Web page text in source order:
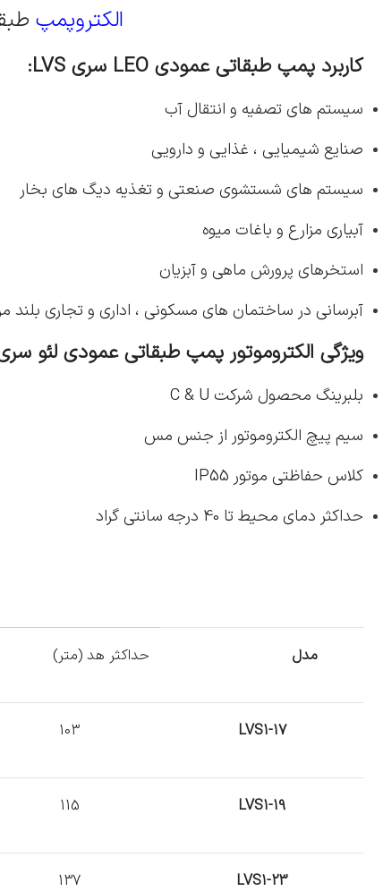
الکتروپمپ
کاربرد پمپ طبقاتی عمودی سری
سیستم های تصفیه و انتقال آب
صنایع شیمیایی ، غذایی و دارویی
سیستم های شستشوی صنعتی و تغذیه دیگ های بخار
آبیاری مزارع و باغات میوه
استخرهای پرورش ماهی و آبزیان
آبرسانی در ساختمان های مسکونی ، اداری و تجاری بلند
ویژگی الکتروموتور پمپ طبقاتی عمودی لئو
بلبرینگ محصول شرکت C & U
سیم پیچ الکتروموتور از جنس مس
کلاس حفاظتی موتور IP55
حداکثر دمای محیط تا 40 درجه سانتی گراد
مدل حداکثر هد (متر)
LVS1-17
103
LVS1-19
115
LVS1-23
137